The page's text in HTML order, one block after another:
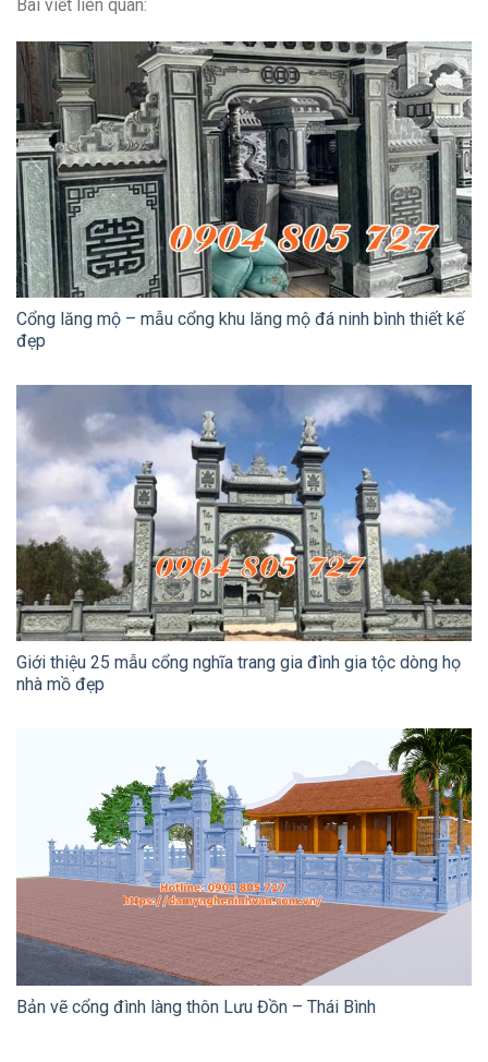
Bài viết liên quan:
Cổng lăng mộ – mẫu cổng khu lăng mộ đá ninh bình thiết kế
đẹp
Giới thiệu 25 mẫu cổng nghĩa trang gia đình gia tộc dòng họ
nhà mồ đẹp
Bản vẽ cổng đình làng thôn Lưu Đồn – Thái Bình